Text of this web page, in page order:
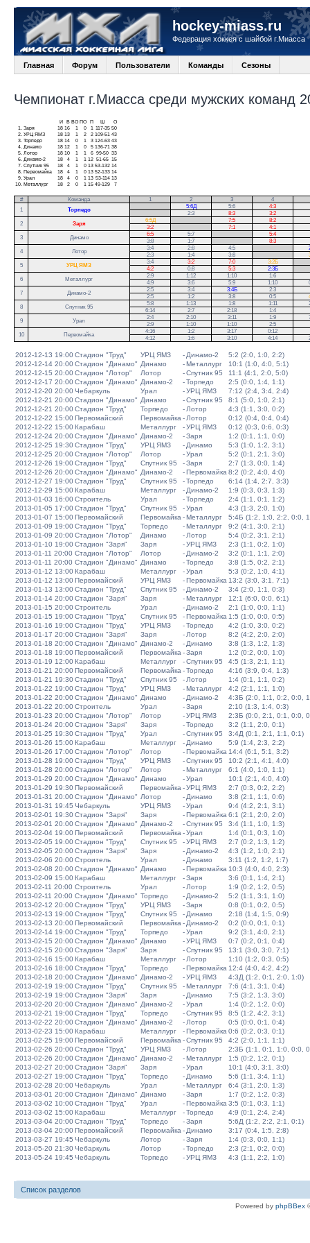
hockey-miass.ru
Федерация хоккея с шайбой г.Миасса
Главная Форум Пользователи Команды Сезоны
Чемпионат г.Миасса среди мужских команд
И В ВО ПО П
О
1.
Заря 18 16 1 0 1 117-35 50
2. УРЦ ЯМЗ 18 13 1 2 2 109-51 43
3. Торпедо 18 14 0 1 3 124-63 43
4.
Динамо 18 12 1 0 5 136-71 38
5. Лотор 18 10 1 1 6 99-50 33
6.
Динамо-2 18 4 1 1 12 51-65 15
7. Спутник 95 18 4 1 0 13 53-132 14
8.
Первомайка 18 4 1 0 13 52-133 14
9. Урал 18 4 0 1 13 53-114 13
10.
Металлург 18 2 0 1 15 49-129 7
# Команда 1 2 3
4
1
Торпедо
5:6Д 5:6
4:3
2:3 8:3
3:2
2
Заря
6:5Д 7:5
8:2
3:2
7:1
4:1
3
Динамо
6:5 5:7
5:4
3:8
1:7
8:3
4
Лотор
3:4 2:8 4:5
2:3
1:4 3:8
5
УРЦ ЯМЗ
3:4 3:2 7:0 3:2Б
4:2
0:8 5:3 2:3Б
6
Металлург
2:9 1:12 1:10
1:6
4:9
3:6 5:9 1:10
7
Динамо-2
2:5 3:4 3:4Б
2:3
2:5
1:2 3:8 0:5
8
Спутник 95
5:8 1:13 1:8 1:11
6:14
2:7 2:18
1:4
9
Урал
2:4 2:10 3:11 1:9
2:9
1:10 1:10
2:5
10
Первомайка
4:16 1:2 3:17
0:12
4:12
1:6 3:10 4:14
2012-12-13 19:00Стадион "Труд" УРЦ ЯМЗ - Динамо-2
5:2 (2:0, 1:0, 2:2)
2012-12-14 20:00Стадион "Динамо" Динамо -Металлург
10:1 (1:0, 4:0, 5:1)
2012-12-15 20:00Стадион "Лотор" Лотор -Спутник 95
11:1 (4:1, 2:0, 5:0)
2012-12-17 20:00Стадион "Динамо" Динамо-2 -Торпедо
2:5 (0:0, 1:4, 1:1)
2012-12-20 20:00Чебаркуль Урал -УРЦ ЯМЗ
7:12 (2:4, 3:4, 2:4)
2012-12-21 20:00Стадион "Динамо" Динамо -Спутник 95
8:1 (5:0, 1:0, 2:1)
2012-12-21 20:00Стадион "Труд" Торпедо - Лотор
4:3 (1:1, 3:0, 0:2)
2012-12-22 15:00Первомайский Первомайка - Лотор
0:12 (0:4, 0:4, 0:4)
2012-12-22 15:00Карабаш Металлург -УРЦ ЯМЗ
0:12 (0:3, 0:6, 0:3)
2012-12-24 20:00Стадион "Динамо" Динамо-2 -Заря
1:2 (0:1, 1:1, 0:0)
2012-12-25 19:30Стадион "Труд" УРЦ ЯМЗ - Динамо
5:3 (1:0, 1:2, 3:1)
2012-12-25 20:00Стадион "Лотор" Лотор -Урал
5:2 (0:1, 2:1, 3:0)
2012-12-26 19:00Стадион "Труд" Спутник 95 -Заря
2:7 (1:3, 0:0, 1:4)
2012-12-26 20:00Стадион "Динамо" Динамо-2 -Первомайка 8:2 (0:2, 4:0, 4:0)
2012-12-27 19:00Стадион "Труд" Спутник 95 -Торпедо
6:14 (1:4, 2:7, 3:3)
2012-12-29 15:00Карабаш Металлург - Динамо-2
1:9 (0:3, 0:3, 1:3)
2013-01-03 16:00Строитель Урал -Торпедо
2:4 (1:1, 0:1, 1:2)
2013-01-05 17:00Стадион "Труд" Спутник 95 -Урал
4:3 (1:3, 2:0, 1:0)
2013-01-07 15:00Первомайский Первомайка -Металлург
5:4Б (1:2, 1:0, 2:2, 0:0,
2013-01-09 19:00Стадион "Труд" Торпедо -Металлург
9:2 (4:1, 3:0, 2:1)
2013-01-09 20:00Стадион "Лотор" Динамо - Лотор
5:4 (0:2, 3:1, 2:1)
2013-01-10 19:00Стадион "Заря" Заря -УРЦ ЯМЗ
2:3 (1:1, 0:2, 1:0)
2013-01-11 20:00 Стадион "Лотор" Лотор - Динамо-2
3:2 (0:1, 1:1, 2:0)
2013-01-11 20:00 Стадион "Динамо" Динамо -Торпедо
3:8 (1:5, 0:2, 2:1)
2013-01-12 13:00Карабаш Металлург -Урал
5:3 (0:2, 1:0, 4:1)
2013-01-12 13:00Первомайский УРЦ ЯМЗ -Первомайка 13:2 (3:0, 3:1, 7:1)
2013-01-13 13:00Стадион "Труд" Спутник 95 - Динамо-2
3:4 (2:0, 1:1, 0:3)
2013-01-14 20:00Стадион "Заря" Заря -Металлург
12:1 (6:0, 0:0, 6:1)
2013-01-15 20:00Строитель Урал - Динамо-2
2:1 (1:0, 0:0, 1:1)
2013-01-15 19:00Стадион "Труд" Спутник 95 -Первомайка 1:5 (1:0, 0:0, 0:5)
2013-01-16 19:00Стадион "Труд" УРЦ ЯМЗ -Торпедо
4:2 (1:0, 3:0, 0:2)
2013-01-17 20:00Стадион "Заря" Заря - Лотор
8:2 (4:2, 2:0, 2:0)
2013-01-18 20:00Стадион "Динамо" Динамо-2 - Динамо
3:8 (1:3, 1:2, 1:3)
2013-01-18 19:00Первомайский Первомайка -Заря
1:2 (0:2, 0:0, 1:0)
2013-01-19 12:00Карабаш Металлург -Спутник 95
4:5 (1:3, 2:1, 1:1)
2013-01-21 20:00Первомайский Первомайка -Торпедо
4:16 (3:9, 0:4, 1:3)
2013-01-21 19:30Стадион "Труд" Спутник 95 - Лотор
1:4 (0:1, 1:1, 0:2)
2013-01-22 19:00Стадион "Труд" УРЦ ЯМЗ -Металлург
4:2 (2:1, 1:1, 1:0)
2013-01-22 20:00Стадион "Динамо" Динамо - Динамо-2
4:3Б (2:0, 1:1, 0:2, 0:0,
2013-01-22 20:00Строитель Урал -Заря
2:10 (1:3, 1:4, 0:3)
2013-01-23 20:00Стадион "Лотор" Лотор -УРЦ ЯМЗ
2:3Б (0:0, 2:1, 0:1, 0:0,
2013-01-24 20:00Стадион "Заря" Заря -Торпедо
3:2 (1:1, 2:0, 0:1)
2013-01-25 19:30Стадион "Труд" Урал -Спутник 95
3:4Д (0:1, 2:1, 1:1, 0:1)
2013-01-26 15:00Карабаш Металлург - Динамо
5:9 (1:4, 2:3, 2:2)
2013-01-26 17:00Стадион "Лотор" Лотор -Первомайка 14:4 (6:1, 5:1, 3:2)
2013-01-28 19:00Стадион "Труд" УРЦ ЯМЗ -Спутник 95
10:2 (2:1, 4:1, 4:0)
2013-01-28 20:00Стадион "Лотор" Лотор -Металлург
6:1 (4:0, 1:0, 1:1)
2013-01-29 20:00Стадион "Динамо" Динамо -Урал
10:1 (2:1, 4:0, 4:0)
2013-01-29 19:30Первомайский Первомайка -УРЦ ЯМЗ
2:7 (0:3, 0:2, 2:2)
2013-01-31 20:00Стадион "Динамо" Лотор - Динамо
3:8 (2:1, 1:1, 0:6)
2013-01-31 19:45 Чебаркуль УРЦ ЯМЗ -Урал
9:4 (4:2, 2:1, 3:1)
2013-02-01 19:30Стадион "Заря" Заря -Первомайка 6:1 (2:1, 2:0, 2:0)
2013-02-01 20:00Стадион "Динамо" Динамо-2 -Спутник 95
3:4 (1:1, 1:0, 1:3)
2013-02-04 19:00Первомайский Первомайка -Урал
1:4 (0:1, 0:3, 1:0)
2013-02-05 19:00Стадион "Труд" Спутник 95 -УРЦ ЯМЗ
2:7 (0:2, 1:3, 1:2)
2013-02-05 20:00Стадион "Заря" Заря - Динамо-2
4:3 (1:2, 1:0, 2:1)
2013-02-06 20:00Строитель Урал - Динамо
3:11 (1:2, 1:2, 1:7)
2013-02-08 20:00Стадион "Динамо" Динамо -Первомайка 10:3 (4:0, 4:0, 2:3)
2013-02-09 15:00Карабаш Металлург -Заря
3:6 (0:1, 1:4, 2:1)
2013-02-11 20:00 Строитель Урал - Лотор
1:9 (0:2, 1:2, 0:5)
2013-02-11 20:00 Стадион "Динамо" Торпедо - Динамо-2
5:2 (1:1, 3:1, 1:0)
2013-02-12 20:00Стадион "Труд" УРЦ ЯМЗ -Заря
0:8 (0:1, 0:2, 0:5)
2013-02-13 19:00Стадион "Труд" Спутник 95 - Динамо
2:18 (1:4, 1:5, 0:9)
2013-02-13 20:00Первомайский Первомайка - Динамо-2
0:2 (0:0, 0:1, 0:1)
2013-02-14 19:00Стадион "Труд" Торпедо -Урал
9:2 (3:1, 4:0, 2:1)
2013-02-15 20:00Стадион "Динамо" Динамо -УРЦ ЯМЗ
0:7 (0:2, 0:1, 0:4)
2013-02-15 20:00Стадион "Заря" Заря -Спутник 95
13:1 (3:0, 3:0, 7:1)
2013-02-16 15:00Карабаш Металлург - Лотор
1:10 (1:2, 0:3, 0:5)
2013-02-16 18:00Стадион "Труд" Торпедо -Первомайка 12:4 (4:0, 4:2, 4:2)
2013-02-18 20:00Стадион "Динамо" Динамо-2 -УРЦ ЯМЗ
4:3Д (1:2, 0:1, 2:0, 1:0)
2013-02-19 19:00Стадион "Труд" Спутник 95 -Металлург
7:6 (4:1, 3:1, 0:4)
2013-02-19 19:00Стадион "Заря" Заря - Динамо
7:5 (3:2, 1:3, 3:0)
2013-02-20 20:00Стадион "Динамо" Динамо-2 -Урал
1:4 (0:2, 1:2, 0:0)
2013-02-21 19:00Стадион "Труд" Торпедо -Спутник 95
8:5 (1:2, 4:2, 3:1)
2013-02-22 20:00Стадион "Динамо" Динамо-2 - Лотор
0:5 (0:0, 0:1, 0:4)
2013-02-23 15:00Карабаш Металлург -Первомайка 0:6 (0:2, 0:3, 0:1)
2013-02-25 19:00Первомайский Первомайка -Спутник 95
4:2 (2:0, 1:1, 1:1)
2013-02-26 20:00Стадион "Труд" УРЦ ЯМЗ - Лотор
2:3Б (1:1, 0:1, 1:0, 0:0,
2013-02-26 20:00Стадион "Динамо" Динамо-2 -Металлург
1:5 (0:2, 1:2, 0:1)
2013-02-27 20:00Стадион "Заря" Заря -Урал
10:1 (4:0, 3:1, 3:0)
2013-02-27 19:00Стадион "Труд" Торпедо - Динамо
5:6 (1:1, 3:4, 1:1)
2013-02-28 20:00Чебаркуль Урал -Металлург
6:4 (3:1, 2:0, 1:3)
2013-03-01 20:00Стадион "Динамо" Динамо -Заря
1:7 (0:2, 1:2, 0:3)
2013-03-02 10:00Стадион "Труд" Урал -Первомайка 3:5 (0:1, 0:3, 1:1)
2013-03-02 15:00Карабаш Металлург -Торпедо
4:9 (0:1, 2:4, 2:4)
2013-03-04 20:00Стадион "Труд" Торпедо -Заря
5:6Д (1:2, 2:2, 2:1, 0:1)
2013-03-04 20:00Первомайский Первомайка - Динамо
3:17 (0:4, 1:5, 2:8)
2013-03-27 19:45 Чебаркуль Лотор -Заря
1:4 (0:3, 0:0, 1:1)
2013-05-20 21:30Чебаркуль Лотор -Торпедо
2:3 (2:1, 0:2, 0:0)
2013-05-24 19:45 Чебаркуль Торпедо -УРЦ ЯМЗ 4:3 (1:1, 2:2, 1:0)
Список разделов
Powered by phpBBex